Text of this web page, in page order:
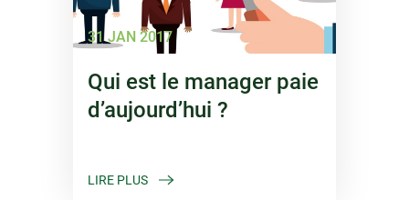
31 JAN 2017
Qui est le manager paie
d’aujourd’hui ?
LIRE PLUS